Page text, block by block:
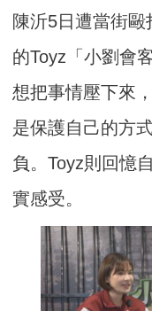
陳沂5日遭當街
的Toyz「小劉會
想把事情壓下來
是保護自己的方
負。Toyz則回憶
實感受。